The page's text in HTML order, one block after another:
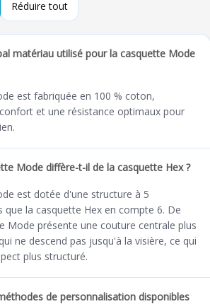
Réduire tout
matériau utilisé pour la casquette Mode
est fabriquée en 100 % coton,
et une résistance optimaux pour
Mode diffère-t-il de la casquette Hex ?
est dotée d'une structure à 5
que la casquette Hex en compte 6. De
Mode présente une couture centrale plus
ne descend pas jusqu'à la visière, ce qui
plus structuré.
de personnalisation disponibles